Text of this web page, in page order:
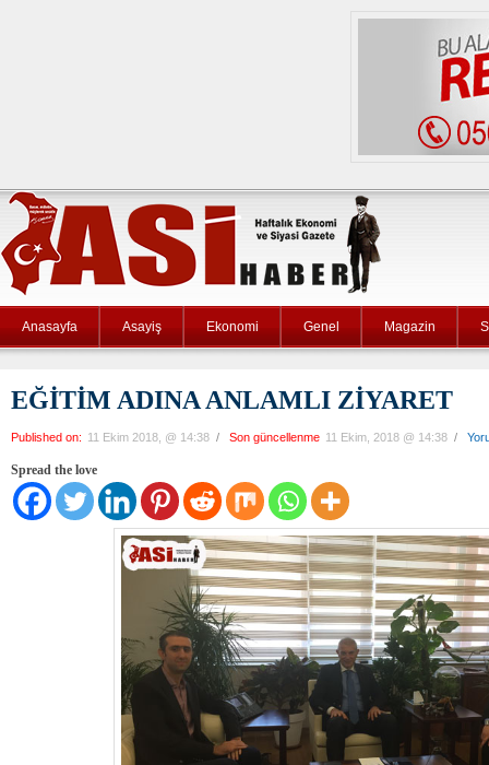
Anasayfa Asayiş Ekonomi Genel Magazin
EĞİTİM ADINA ANLAMLI ZİYARET
Published on: 11 Ekim 2018, @ 14:38 / Son güncellenme 11 Ekim, 2018 @ 14:38 /
Spread the love